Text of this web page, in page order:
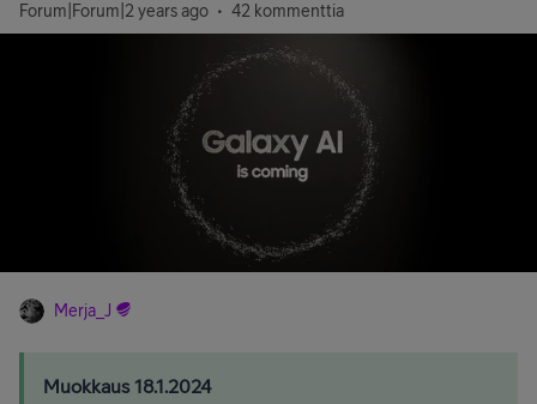
Forum|Forum|2 years ago 42 kommenttia
Merja_J
Muokkaus 18.1.2024